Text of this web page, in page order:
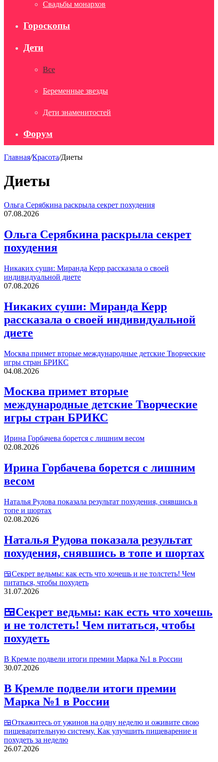
Свадьбы монархов
Гороскопы
Дети
Все
Беременные звезды
Дети знаменитостей
Форум
Главная/Красота/Диеты
Диеты
Ольга Серябкина раскрыла секрет похудения
07.08.2026
Ольга Серябкина раскрыла секрет
похудения
Никаких суши: Миранда Керр рассказала о своей
индивидуальной диете
07.08.2026
Никаких суши: Миранда Керр
рассказала о своей индивидуальной
диете
Москва примет вторые международные детские Творческие
игры стран БРИКС
04.08.2026
Москва примет вторые
международные детские Творческие
игры стран БРИКС
Ирина Горбачева борется с лишним весом
02.08.2026
Ирина Горбачева борется с лишним
весом
Наталья Рудова показала результат похудения, снявшись в
топе и шортах
02.08.2026
Наталья Рудова показала результат
похудения, снявшись в топе и шортах
🍱Секрет ведьмы: как есть что хочешь и не толстеть! Чем
питаться, чтобы похудеть
31.07.2026
🍱Секрет ведьмы: как есть что хочешь
и не толстеть! Чем питаться, чтобы
похудеть
В Кремле подвели итоги премии Марка №1 в России
30.07.2026
В Кремле подвели итоги премии
Марка №1 в России
🍱Откажитесь от ужинов на одну неделю и оживите свою
пищеварительную систему. Как улучшить пищеварение и
похудеть за неделю
26.07.2026